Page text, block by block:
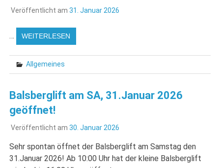
Veröffentlicht am 31. Januar 2026
… WEITERLESEN
Allgemeines
Balsberglift am SA, 31.Januar 2026
geöffnet!
Veröffentlicht am 30. Januar 2026
Sehr spontan öffnet der Balsberglift am Samstag den
31.Januar 2026! Ab 10:00 Uhr hat der kleine Balsberglift